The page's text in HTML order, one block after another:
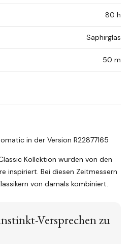
80 h
Saphirglas
50 m
in der Version R22877165
Kollektion wurden von den
inspiriert. Bei diesen Zeitmessern
von damals kombiniert.
Versprechen zu